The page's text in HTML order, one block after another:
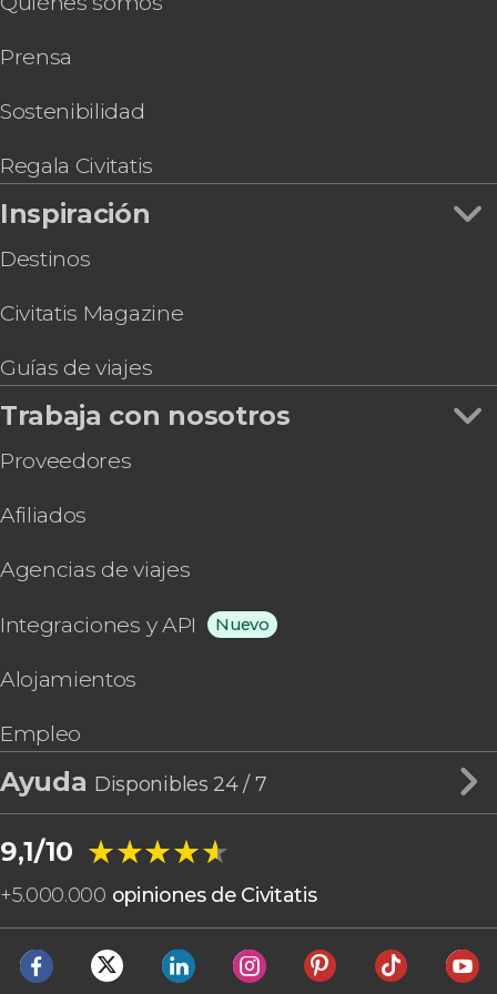
Entradas a Wynwood Walls
Hard Rock Cafe Miami
Tour por el LoanDepot Park, el estadio de los
Marlins
Prensa
Sostenibilidad
Regala Civitatis
Inspiración
Destinos
Civitatis Magazine
Guías de viajes
Trabaja con nosotros
Proveedores
Afiliados
Agencias de viajes
Integraciones y API Nuevo
Alojamientos
Empleo
Ayuda Disponibles 24 / 7
9,1/10 ★★★★★
★★★★★
+5.000.000 opiniones de Civitatis